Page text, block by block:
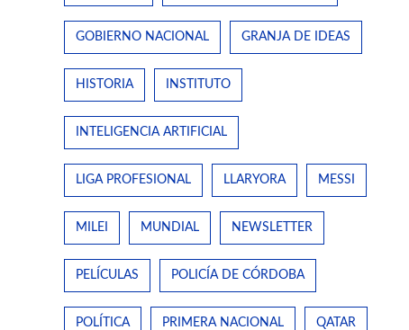
GOBIERNO NACIONAL GRANJA DE IDEAS
HISTORIA INSTITUTO
INTELIGENCIA ARTIFICIAL
LIGA PROFESIONAL LLARYORA MESSI
MILEI MUNDIAL NEWSLETTER
PELÍCULAS POLICÍA DE CÓRDOBA
POLÍTICA PRIMERA NACIONAL QATAR